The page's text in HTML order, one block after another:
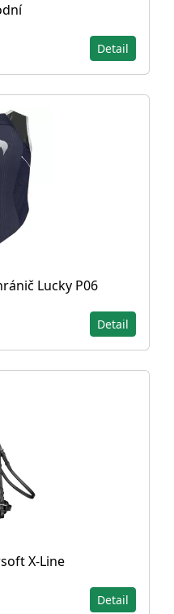
Detail
Lucky P06
Detail
X-Line
Detail